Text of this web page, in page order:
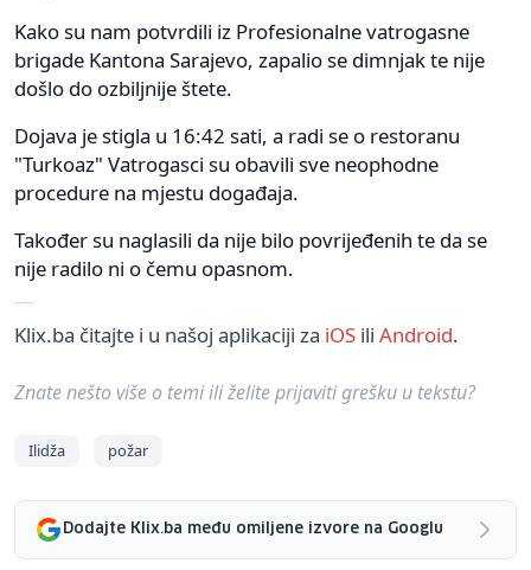
Kako su nam potvrdili iz Profesionalne vatrogasne
brigade Kantona Sarajevo, zapalio se dimnjak te nije
došlo do ozbiljnije štete.
Dojava je stigla u 16:42 sati, a radi se o restoranu
"Turkoaz" Vatrogasci su obavili sve neophodne
procedure na mjestu događaja.
Također su naglasili da nije bilo povrijeđenih te da se
nije radilo ni o čemu opasnom.
Klix.ba čitajte i u našoj aplikaciji za iOS ili Android.
Znate nešto više o temi ili želite prijaviti grešku u tekstu?
Ilidža požar
Dodajte Klix.ba među omiljene izvore na Googlu